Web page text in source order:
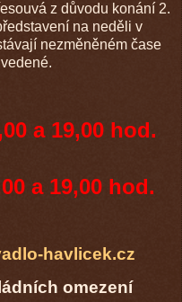
z důvodu konání 2.
na neděli v
nezměněném čase
a 19,00 hod.
a 19,00 hod.
havlicek.cz
omezení